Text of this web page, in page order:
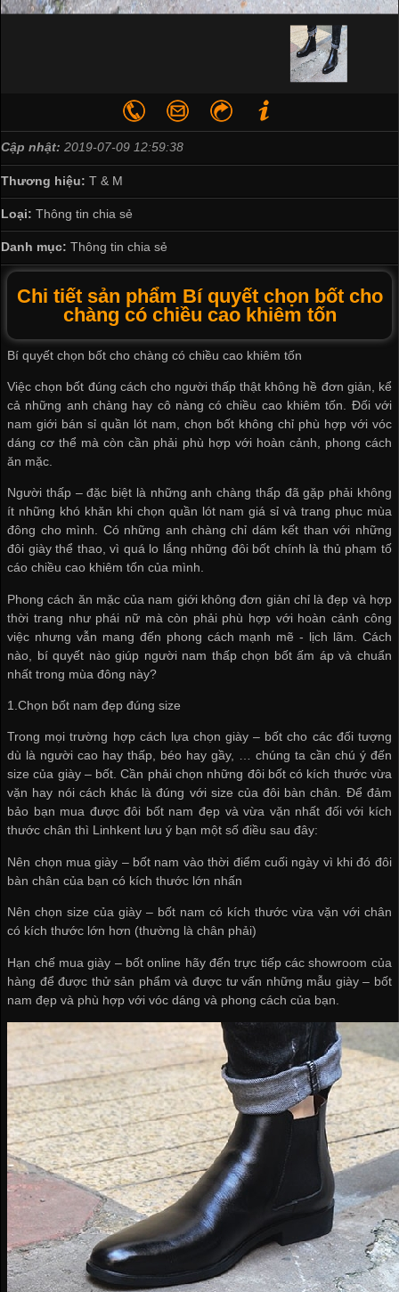
Cập nhật: 2019-07-09 12:59:38
Thương hiệu: T & M
Loại: Thông tin chia sẻ
Danh mục: Thông tin chia sẻ
Chi tiết sản phẩm Bí quyết chọn bốt cho
chàng có chiều cao khiêm tốn
Bí quyết chọn bốt cho chàng có chiều cao khiêm tốn
Việc chọn bốt đúng cách cho người thấp thật không hề đơn giản, kể
cả những anh chàng hay cô nàng có chiều cao khiêm tốn. Đối với
nam giới bán sỉ quần lót nam , chọn bốt không chỉ phù hợp với vóc
dáng cơ thể mà còn cần phải phù hợp với hoàn cảnh, phong cách
ăn mặc.
Người thấp – đặc biệt là những anh chàng thấp đã gặp phải không
ít những khó khăn khi chọn quần lót nam giá sỉ và trang phục mùa
đông cho mình. Có những anh chàng chỉ dám kết than với những
đôi giày thể thao, vì quá lo lắng những đôi bốt chính là thủ phạm tố
cáo chiều cao khiêm tốn của mình.
Phong cách ăn mặc của nam giới không đơn giản chỉ là đẹp và hợp
thời trang như phái nữ mà còn phải phù hợp với hoàn cảnh công
việc nhưng vẫn mang đến phong cách mạnh mẽ - lịch lãm. Cách
nào, bí quyết nào giúp người nam thấp chọn bốt ấm áp và chuẩn
nhất trong mùa đông này?
1.Chọn bốt nam đẹp đúng size
Trong mọi trường hợp cách lựa chọn giày – bốt cho các đối tượng
dù là người cao hay thấp, béo hay gầy, … chúng ta cần chú ý đến
size của giày – bốt. Cần phải chọn những đôi bốt có kích thước vừa
vặn hay nói cách khác là đúng với size của đôi bàn chân. Để đảm
bảo bạn mua được đôi bốt nam đẹp và vừa vặn nhất đối với kích
thước chân thì Linhkent lưu ý bạn một số điều sau đây:
Nên chọn mua giày – bốt nam vào thời điểm cuối ngày vì khi đó đôi
bàn chân của bạn có kích thước lớn nhấn
Nên chọn size của giày – bốt nam có kích thước vừa vặn với chân
có kích thước lớn hơn (thường là chân phải)
Hạn chế mua giày – bốt online hãy đến trực tiếp các showroom của
hàng để được thử sản phẩm và được tư vấn những mẫu giày – bốt
nam đẹp và phù hợp với vóc dáng và phong cách của bạn.